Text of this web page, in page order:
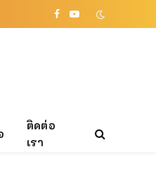
Facebook
YouTube
ติดต่อ
เรา